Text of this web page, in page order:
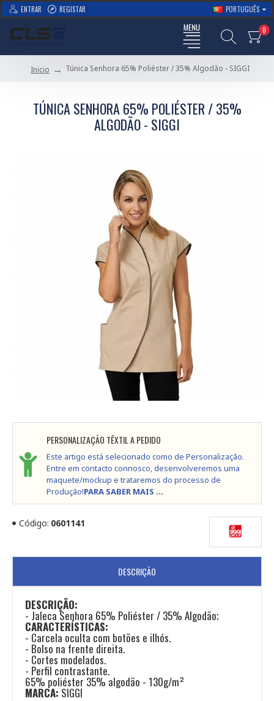
ENTRAR REGISTAR PORTUGUÊS
0
Inicio Túnica Senhora 65% Poliéster / 35% Algodão - SIGGI
TÚNICA SENHORA 65% POLIÉSTER / 35%
ALGODÃO - SIGGI
PERSONALIZAÇÃO TÊXTIL A PEDIDO
Este artigo está selecionado como de Personalização.
Entre em contacto connosco, desenvolveremos uma
maquete/mockup e trataremos do processo de
Produção!PARA SABER MAIS ...
Código: 0601141
DESCRIÇÃO
DESCRIÇÃO:
- Jaleca Senhora 65% Poliéster / 35% Algodão;
CARACTERÍSTICAS:
- Carcela oculta com botões e ilhós.
- Bolso na frente direita.
- Cortes modelados.
- Perfil contrastante.
65% poliéster 35% algodão - 130g/m²
MARCA: SIGGI